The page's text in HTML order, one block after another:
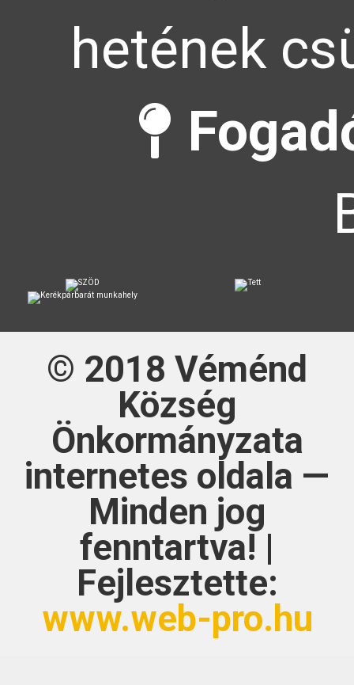
hetének
© 2018 Véménd
Község
Önkormányzata
internetes oldala —
Minden jog
fenntartva! |
Fejlesztette:
www.web-pro.hu